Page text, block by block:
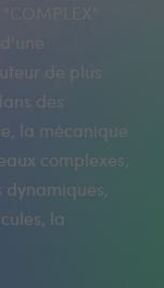
de plus
des
la mécanique
complexes,
dynamiques,
la